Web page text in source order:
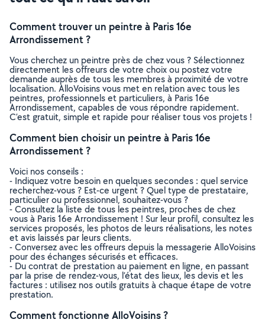
Comment trouver un peintre à Paris 16e
Arrondissement ?
Vous cherchez un peintre près de chez vous ? Sélectionnez
directement les offreurs de votre choix ou postez votre
demande auprès de tous les membres à proximité de votre
localisation. AlloVoisins vous met en relation avec tous les
peintres, professionnels et particuliers, à Paris 16e
Arrondissement, capables de vous répondre rapidement.
C’est gratuit, simple et rapide pour réaliser tous vos projets !
Comment bien choisir un peintre à Paris 16e
Arrondissement ?
Voici nos conseils :
- Indiquez votre besoin en quelques secondes : quel service
recherchez-vous ? Est-ce urgent ? Quel type de prestataire,
particulier ou professionnel, souhaitez-vous ?
- Consultez la liste de tous les peintres, proches de chez
vous à Paris 16e Arrondissement ! Sur leur profil, consultez les
services proposés, les photos de leurs réalisations, les notes
et avis laissés par leurs clients.
- Conversez avec les offreurs depuis la messagerie AlloVoisins
pour des échanges sécurisés et efficaces.
- Du contrat de prestation au paiement en ligne, en passant
par la prise de rendez-vous, l’état des lieux, les devis et les
factures : utilisez nos outils gratuits à chaque étape de votre
prestation.
Comment fonctionne AlloVoisins ?